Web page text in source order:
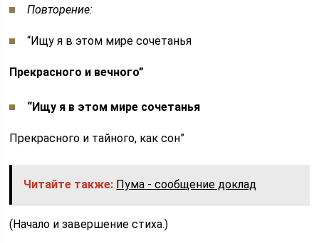
Повторение:
“Ищу я в этом мире сочетанья
Прекрасного и вечного”
“Ищу я в этом мире сочетанья
Прекрасного и тайного, как сон”
Читайте также: Пума - сообщение доклад
(Начало и завершение стиха.)